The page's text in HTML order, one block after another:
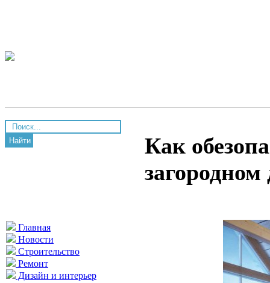
Найти
Главная
Новости
Строительство
Ремонт
Дизайн и интерьер
Как
загородном